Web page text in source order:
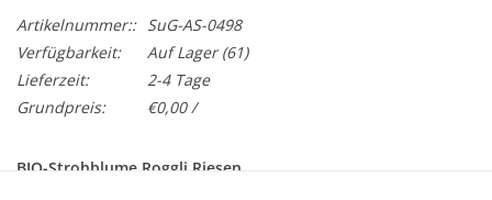
Artikelnummer:: SuG-AS-0498
Verfügbarkeit:
Auf Lager(61)
Lieferzeit:
2-4 Tage
Grundpreis:
€0,00 /
BIO-Strohblume Roggli Riesen